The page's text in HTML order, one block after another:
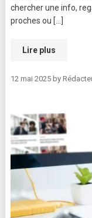
chercher une info,
proches ou […]
Lire plus
12 mai 2025by